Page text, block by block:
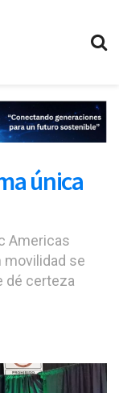
única
Americas
movilidad se
dé certeza